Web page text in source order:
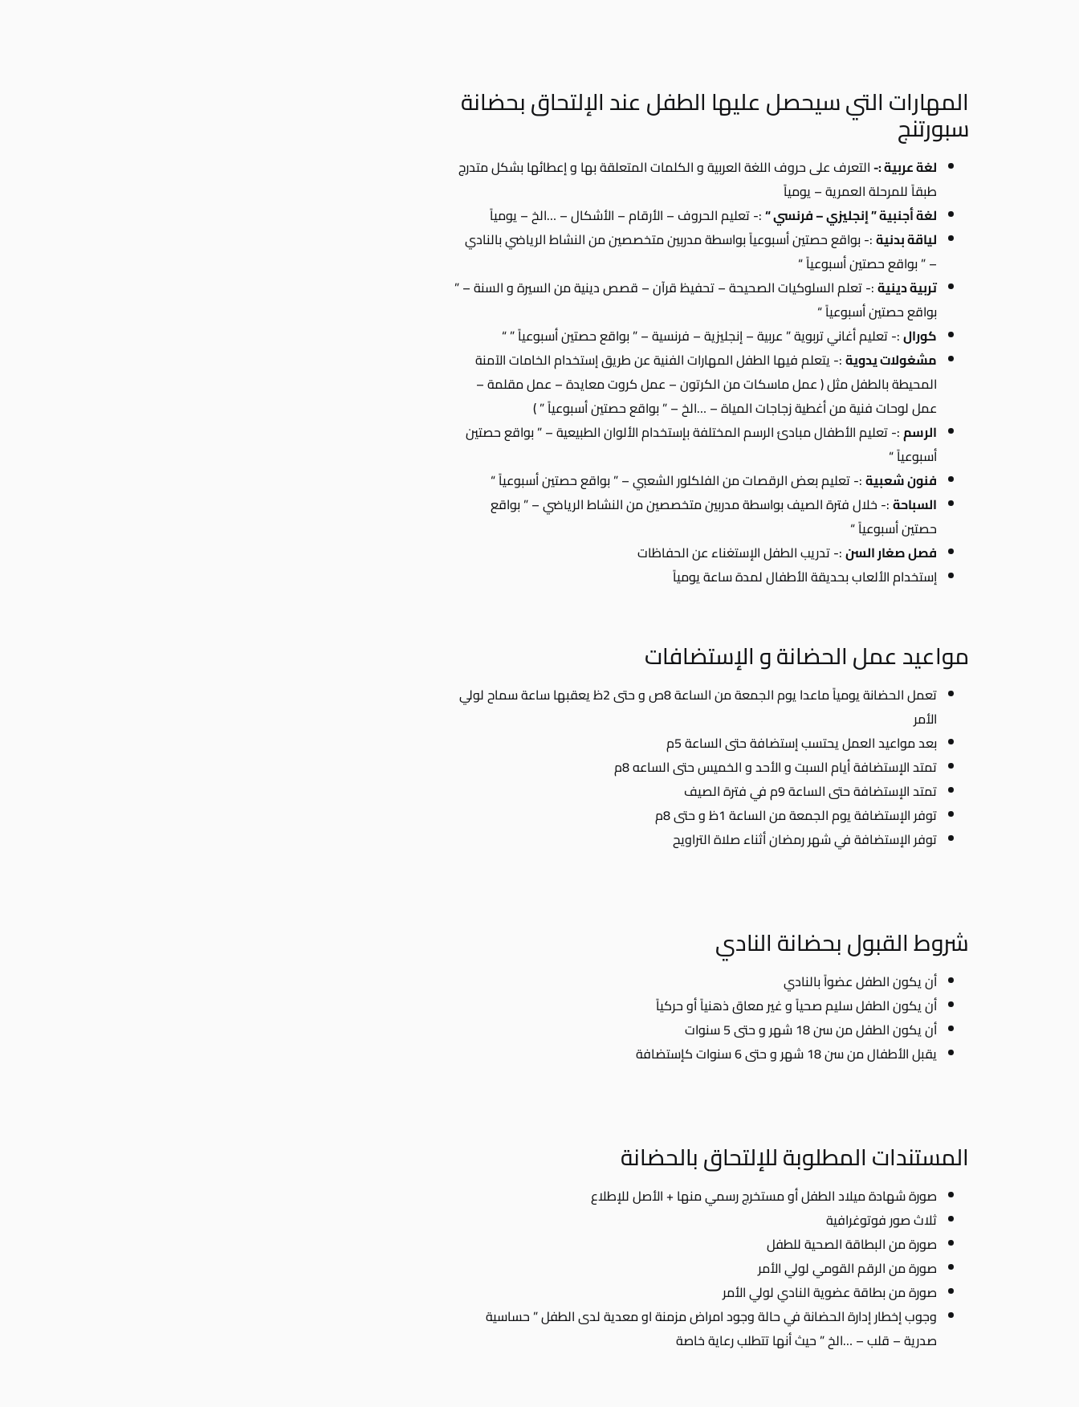
المهارات التي سيحصل عليها الطفل عند الإلتحاق بحضانة
سبورتنج
لغة عربية :-التعرف على حروف اللغة العربية و الكلمات المتعلقة بها و إعطائها بشكل متدرج
طبقاً للمرحلة العمرية – يومياً
لغة أجنبية ” إنجليزي – فرنسي “:- تعليم الحروف – الأرقام – الأشكال – …الخ – يومياً
لياقة بدنية:- بواقع حصتين أسبوعياً بواسطة مدربين متخصصين من النشاط الرياضي بالنادي
– ” بواقع حصتين أسبوعياً “
تربية دينية:- تعلم السلوكيات الصحيحة – تحفيظ قرآن – قصص دينية من السيرة و السنة – ”
بواقع حصتين أسبوعياً “
كورال:- تعليم أغاني تربوية ” عربية – إنجليزية – فرنسية – ” بواقع حصتين أسبوعياً ” “
مشغولات يدوية:- يتعلم فيها الطفل المهارات الفنية عن طريق إستخدام الخامات الآمنة
المحيطة بالطفل مثل ( عمل ماسكات من الكرتون – عمل كروت معايدة – عمل مقلمة –
عمل لوحات فنية من أغطية زجاجات المياة – …الخ – ” بواقع حصتين أسبوعياً ” )
الرسم:- تعليم الأطفال مبادئ الرسم المختلفة بإستخدام الألوان الطبيعية – ” بواقع حصتين
أسبوعياً “
فنون شعبية:- تعليم بعض الرقصات من الفلكلور الشعبي – ” بواقع حصتين أسبوعياً “
السباحة:- خلال فترة الصيف بواسطة مدربين متخصصين من النشاط الرياضي – ” بواقع
حصتين أسبوعياً “
فصل صغار السن:- تدريب الطفل الإستغناء عن الحفاظات
إستخدام الألعاب بحديقة الأطفال لمدة ساعة يومياً
مواعيد عمل الحضانة و الإستضافات
تعمل الحضانة يومياً ماعدا يوم الجمعة من الساعة 8ص و حتى 2ظ يعقبها ساعة سماح لولي
الأمر
بعد مواعيد العمل يحتسب إستضافة حتى الساعة 5م
تمتد الإستضافة أيام السبت و الأحد و الخميس حتى الساعه 8م
تمتد الإستضافة حتى الساعة 9م في فترة الصيف
توفر الإستضافة يوم الجمعة من الساعة 1ظ و حتى 8م
توفر الإستضافة في شهر رمضان أثناء صلاة التراويح
شروط القبول بحضانة النادي
أن يكون الطفل عضواً بالنادي
أن يكون الطفل سليم صحياً و غير معاق ذهنياً أو حركياً
أن يكون الطفل من سن 18 شهر و حتى 5 سنوات
يقبل الأطفال من سن 18 شهر و حتى 6 سنوات كإستضافة
المستندات المطلوبة للإلتحاق بالحضانة
صورة شهادة ميلاد الطفل أو مستخرج رسمي منها + الأصل للإطلاع
ثلاث صور فوتوغرافية
صورة من البطاقة الصحية للطفل
صورة من الرقم القومي لولي الأمر
صورة من بطاقة عضوية النادي لولي الأمر
وجوب إخطار إدارة الحضانة في حالة وجود امراض مزمنة او معدية لدى الطفل ” حساسية
صدرية – قلب – …الخ ” حيث أنها تتطلب رعاية خاصة